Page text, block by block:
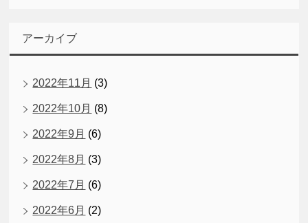
アーカイブ
2022年11月 (3)
2022年10月 (8)
2022年9月 (6)
2022年8月 (3)
2022年7月 (6)
2022年6月 (2)